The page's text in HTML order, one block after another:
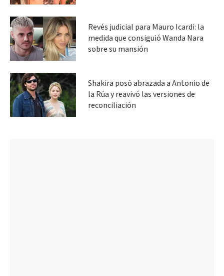
Revés judicial para Mauro Icardi: la
medida que consiguió Wanda Nara
sobre su mansión
Shakira posó abrazada a Antonio de
la Rúa y reavivó las versiones de
reconciliación